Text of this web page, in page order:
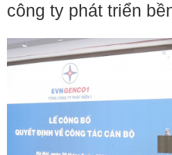
công ty phát triển